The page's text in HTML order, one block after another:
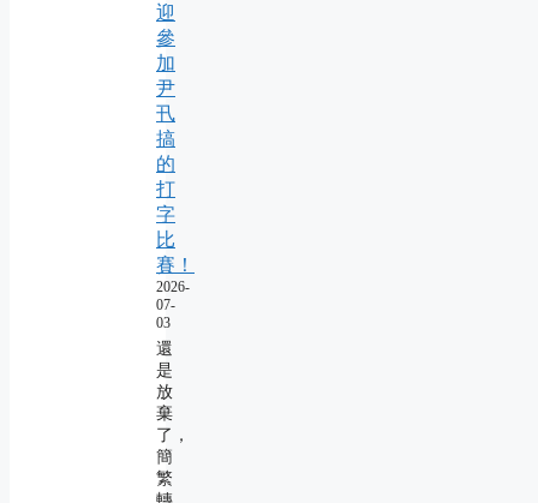
迎
參
加
尹
卂
搞
的
打
字
比
賽！
2026-
07-
03
還
是
放
棄
了，
簡
繁